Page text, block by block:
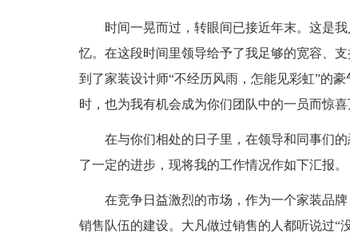
时间一晃而过，转眼间已接近年末。这是我
忆。在这段时间里领导给予了我足够的宽容、
到了家装设计师“不经历风雨，怎能见彩虹”的
时，也为我有机会成为你们团队中的一员而惊喜
在与你们相处的日子里，在领导和同事们的
了一定的进步，现将我的工作情况作如下汇报。
在竞争日益激烈的市场，作为一个家装品牌
销售队伍的建设。大凡做过销售的人都听说过“